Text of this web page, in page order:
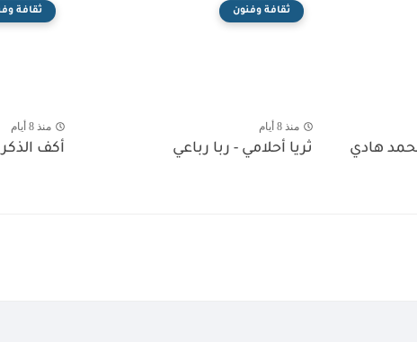
هادي
ثقافة وفنون
منذ 8 أيام
ثريا أحلامي - ربا رباعي
ثقافة
منذ 8 أيام
أكف